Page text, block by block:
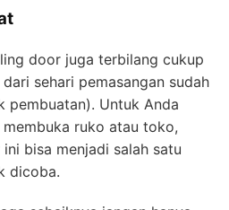
door juga terbilang cukup
sehari pemasangan sudah
pembuatan). Untuk Anda
ruko atau toko,
bisa menjadi salah satu
dicoba.